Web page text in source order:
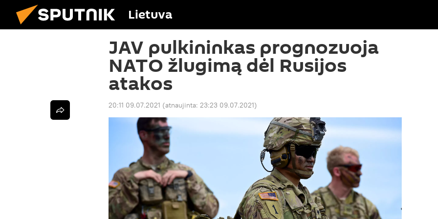
Lietuva
JAV pulkininkas prognozuoja
NATO žlugimą dėl Rusijos
atakos
20:11 09.07.2021 (atnaujinta: 23:23 09.07.2021)